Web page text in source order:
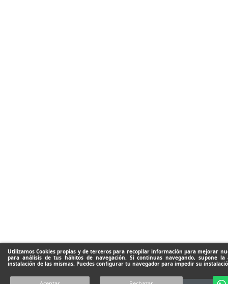
Utilizamos Cookies propias y de terceros para recopilar información para mejorar
para análisis de tus hábitos de navegación. Si continuas navegando, supone la
instalación de las mismas. Puedes configurar tu navegador para impedir su